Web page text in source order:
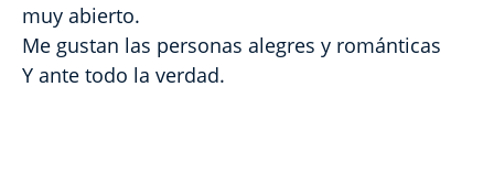
muy abierto.
Me gustan las personas alegres y románticas
Y ante todo la verdad.